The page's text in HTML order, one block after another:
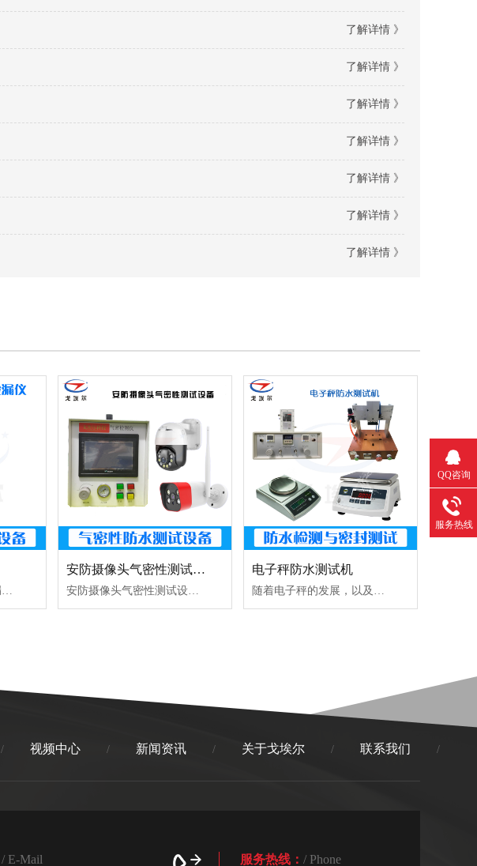
了解详情 》
了解详情 》
了解详情 》
了解详情 》
了解详情 》
了解详情 》
了解详情 》
安防摄像头气密性测试设备
安防摄像头气密性测试设备从产品的外形可以看出来，户外安防摄像头产品比较大，而且不规则，同时产品是没有任何的透气孔的，是不能直接去用安防摄像头气密性测试设备区检测的因此需要根据产品的外形去做一个模具（这样是为了使用安防摄像头气密性测试设备来检测模具内部的气压变化来判断模具内摄像头整体的密封性）。然后将做好的测试治具...
电子秤防水测试机
/ 视频中心 / 新闻资讯 / 关于戈埃尔 / 联系我们 /
/ E-Mail 服务热线： / Phone
QQ咨询
服务热线